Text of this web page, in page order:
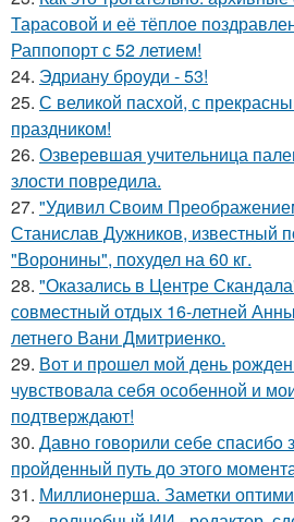
Тарасовой и её тёплое
Раппопорт с 52 летием!
24. Эдриану броуди - 53!
25. С великой пасхой, с
праздником!
26. Озверевшая учительница
злости повредила.
27. "Удивил Своим
Станислав Дужников, известный
"Воронины", похудел на 60 кг.
28. "Оказались в Центре
совместный отдых 16-летней
летнего Вани Дмитриенко.
29. Вот и прошел мой день
чувствовала себя особенной и
подтверждают!
30. Давно говорили себе спасибo
пройденный путь до этого
31. Миллионерша. Заметки